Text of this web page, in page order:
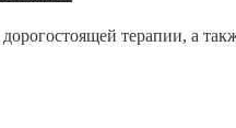
терапии, а